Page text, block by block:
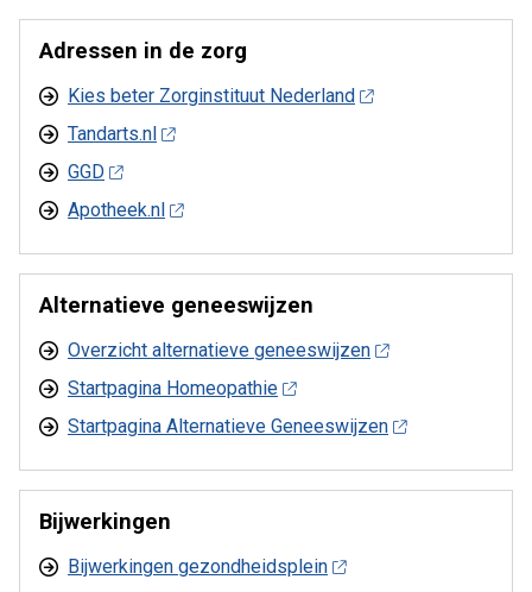
Adressen in de zorg
Kies beter Zorginstituut Nederland
Tandarts.nl
GGD
Apotheek.nl
Alternatieve geneeswijzen
Overzicht alternatieve geneeswijzen
Startpagina Homeopathie
Startpagina Alternatieve Geneeswijzen
Bijwerkingen
Bijwerkingen gezondheidsplein